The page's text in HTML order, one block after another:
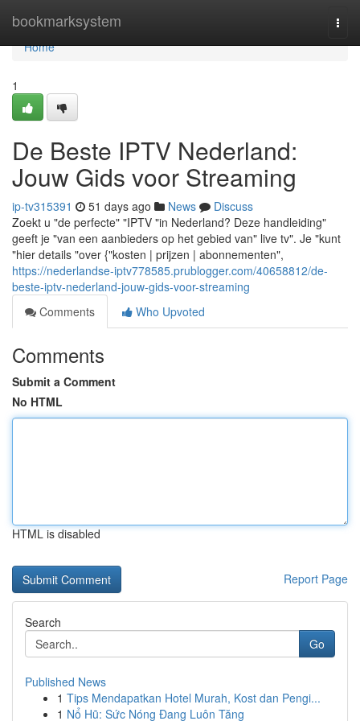
bookmarksystem
Home
Home
1
De Beste IPTV Nederland:
Jouw Gids voor Streaming
ip-tv315391 51 days ago News
Discuss
Zoekt u "de perfecte" "IPTV "in Nederland? Deze handleiding"
geeft je "van een aanbieders op het gebied van" live tv". Je "kunt
"hier details "over {"kosten | prijzen | abonnementen",
https://nederlandse-iptv778585.prublogger.com/40658812/de-
beste-iptv-nederland-jouw-gids-voor-streaming
Comments
Who Upvoted
Comments
Submit a Comment
No HTML
HTML is disabled
Report Page
Search
Go
Published News
1 Tips Mendapatkan Hotel Murah, Kost dan Pengi...
1 Nổ Hũ: Sức Nóng Đang Luôn Tăng